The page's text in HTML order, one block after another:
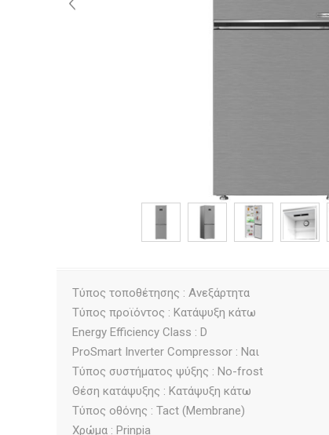
Τύπος τοποθέτησης : Ανεξάρτητα
Τύπος προϊόντος : Κατάψυξη κάτω
Energy Efficiency Class : D
ProSmart Inverter Compressor : Ναι
Τύπος συστήματος ψύξης : No-frost
Θέση κατάψυξης : Κατάψυξη κάτω
Τύπος οθόνης : Tact (Membrane)
Χρώμα : Prinpia